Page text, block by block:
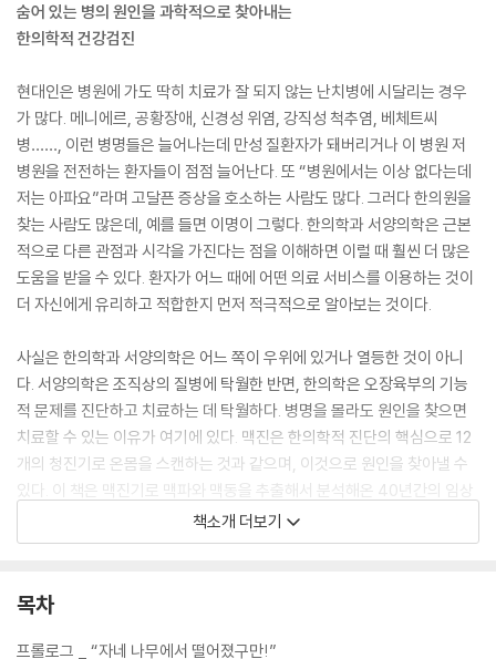
숨어 있는 병의 원인을 과학적으로 찾아내는
한의학적 건강검진
현대인은 병원에 가도 딱히 치료가 잘 되지 않는 난치병에 시달리는 경우
가 많다. 메니에르, 공황장애, 신경성 위염, 강직성 척추염, 베체트씨
병……, 이런 병명들은 늘어나는데 만성 질환자가 돼버리거나 이 병원 저
병원을 전전하는 환자들이 점점 늘어난다. 또 “병원에서는 이상 없다는데
저는 아파요”라며 고달픈 증상을 호소하는 사람도 많다. 그러다 한의원을
찾는 사람도 많은데, 예를 들면 이명이 그렇다. 한의학과 서양의학은 근본
적으로 다른 관점과 시각을 가진다는 점을 이해하면 이럴 때 훨씬 더 많은
도움을 받을 수 있다. 환자가 어느 때에 어떤 의료 서비스를 이용하는 것이
더 자신에게 유리하고 적합한지 먼저 적극적으로 알아보는 것이다.
사실은 한의학과 서양의학은 어느 쪽이 우위에 있거나 열등한 것이 아니
다. 서양의학은 조직상의 질병에 탁월한 반면, 한의학은 오장육부의 기능
적 문제를 진단하고 치료하는 데 탁월하다. 병명을 몰라도 원인을 찾으면
치료할 수 있는 이유가 여기에 있다. 맥진은 한의학적 진단의 핵심으로 12
개의 청진기로 온몸을 스캔하는 것과 같으며, 이것으로 원인을 찾아낼 수
있다. 이 책은 맥진기로 맥파와 맥동을 추출해서 분석해온 40년간의 임상
데이터를 통해 한의학적 진단을 이야기하고 있다. 고가의 진단검사를 받았
지만 병의 원인을 모를 때, 심인성 질환이 의심될 때, 숨어 있는 질병을 찾
책소개 더보기
목차
프롤로그 _ “자네 나무에서 떨어졌구만!”